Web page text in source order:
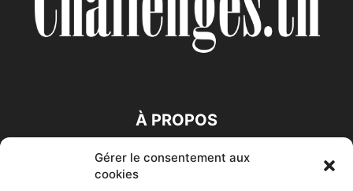
Gérer le consentement aux
cookies
À PROPOS
SUIVEZ NOUS